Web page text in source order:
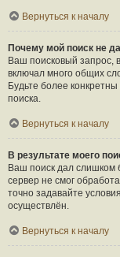
Вернуться к началу
Почему мой поиск не
Ваш поисковый
включал много общих
Будьте более
поиска.
Вернуться к началу
В результате моего
Ваш поиск дал слишком
сервер не смог
точно задавайте
осуществлён.
Вернуться к началу